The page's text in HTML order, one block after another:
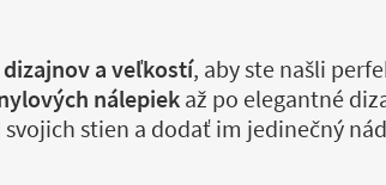
a veľkostí, aby ste našli
nálepiek až po elegantné
stien a dodať im jedinečný